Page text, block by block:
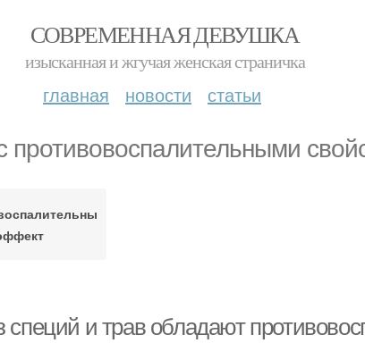
СОВРЕМЕННАЯ ДЕВУШКА
изысканная и жгучая женская страничка
главная новости статьи
противовоспалительными
специй и трав обладают